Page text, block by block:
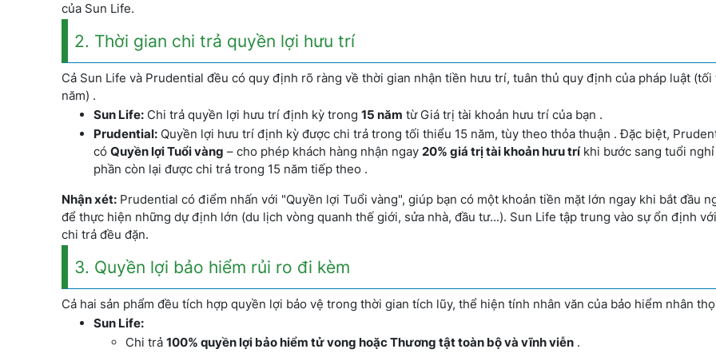
của Sun Life.
2. Thời gian chi trả quyền lợi hưu trí
Cả Sun Life và Prudential đều có quy định rõ ràng về thời gian nhận tiền hưu trí, tuân thủ quy định của pháp luật (tối
năm) .
Sun Life: Chi trả quyền lợi hưu trí định kỳ trong 15 năm từ Giá trị tài khoản hưu trí của bạn .
Prudential: Quyền lợi hưu trí định kỳ được chi trả trong tối thiểu 15 năm, tùy theo thỏa thuận . Đặc biệt,
có Quyền lợi Tuổi vàng – cho phép khách hàng nhận ngay 20% giá trị tài khoản hưu tríkhi bước sang tuổi nghỉ
phần còn lại được chi trả trong 15 năm tiếp theo .
Nhận xét: Prudential có điểm nhấn với "Quyền lợi Tuổi vàng", giúp bạn có một khoản tiền mặt lớn ngay khi bắt đầu
để thực hiện những dự định lớn (du lịch vòng quanh thế giới, sửa nhà, đầu tư...). Sun Life tập trung vào sự ổn định
chi trả đều đặn.
3. Quyền lợi bảo hiểm rủi ro đi kèm
Cả hai sản phẩm đều tích hợp quyền lợi bảo vệ trong thời gian tích lũy, thể hiện tính nhân văn của bảo hiểm nhân
Sun Life:
Chi trả 100% quyền lợi bảo hiểm tử vong hoặc Thương tật toàn bộ và vĩnh viễn .